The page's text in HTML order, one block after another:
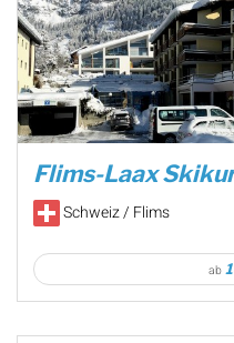
Flims-Laax
Schweiz / Flims
ab